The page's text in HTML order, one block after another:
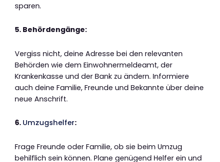
sparen.
5. Behördengänge:
Vergiss nicht, deine Adresse bei den relevanten
Behörden wie dem Einwohnermeldeamt, der
Krankenkasse und der Bank zu ändern. Informiere
auch deine Familie, Freunde und Bekannte über deine
neue Anschrift.
6. Umzugshelfer:
Frage Freunde oder Familie, ob sie beim Umzug
behilflich sein können. Plane genügend Helfer ein und